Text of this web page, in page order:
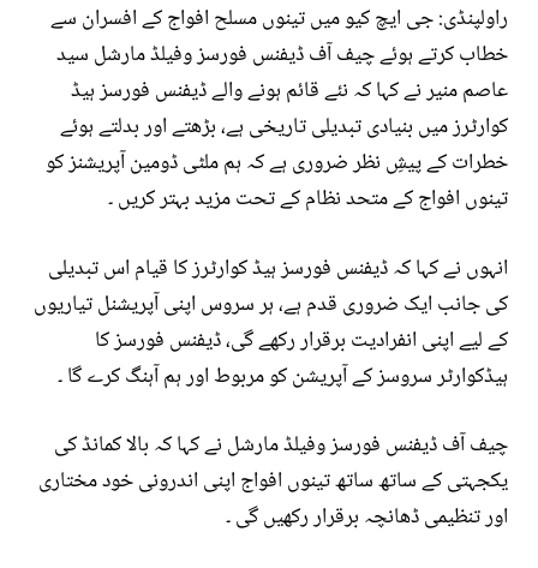
راولپنڈی: جی ایچ کیو میں تینوں مسلح افواج کے افسران سے
خطاب کرتے ہوئے چیف آف ڈیفنس فورسز وفیلڈ مارشل سید
عاصم منیر نے کہا کہ نئے قائم ہونے والے ڈیفنس فورسز ہیڈ
کوارٹرز میں بنیادی تبدیلی تاریخی ہے، بڑھتے اور بدلتے ہوئے
خطرات کے پیشِ نظر ضروری ہے کہ ہم ملٹی ڈومین آپریشنز کو
تینوں افواج کے متحد نظام کے تحت مزید بہتر کریں ۔
انہوں نے کہا کہ ڈیفنس فورسز ہیڈ کوارٹرز کا قیام اس تبدیلی
کی جانب ایک ضروری قدم ہے، ہر سروس اپنی آپریشنل تیاریوں
کے لیے اپنی انفرادیت برقرار رکھے گی، ڈیفنس فورسز کا
ہیڈکوارٹر سروسز کے آپریشن کو مربوط اور ہم آہنگ کرے گا ۔
چیف آف ڈیفنس فورسز وفیلڈ مارشل نے کہا کہ بالا کمانڈ کی
یکجہتی کے ساتھ ساتھ تینوں افواج اپنی اندرونی خود مختاری
اور تنظیمی ڈھانچہ برقرار رکھیں گی ۔